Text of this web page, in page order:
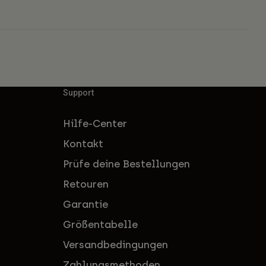
Support
Hilfe-Center
Kontakt
Prüfe deine Bestellungen
Retouren
Garantie
Größentabelle
Versandbedingungen